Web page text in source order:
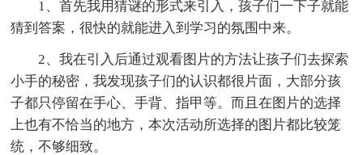
1、首先我用猜谜的形式来引入，孩子们一下子就能
猜到答案，很快的就能进入到学习的氛围中来。
2、我在引入后通过观看图片的方法让孩子们去探索
小手的秘密，我发现孩子们的认识都很片面，大部分孩
子都只停留在手心、手背、指甲等。而且在图片的选择
上也有不恰当的地方，本次活动所选择的图片都比较笼
统，不够细致。